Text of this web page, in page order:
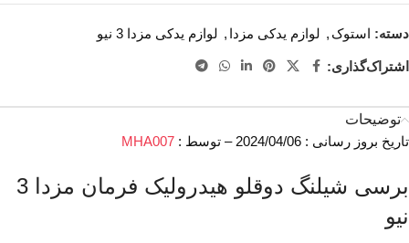
دسته: استوک , لوازم یدکی مزدا , لوازم یدکی مزدا 3 نیو
اشتراک‌گذاری:
توضیحات
تاریخ بروز رسانی : 2024/04/06 – توسط :
MHA007
برسی شیلنگ دوقلو هیدرولیک فرمان مزدا 3
نیو